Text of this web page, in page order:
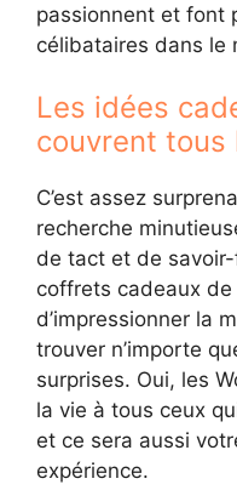
passionnent et font
célibataires dans le
Les idées
couvrent tous
C’est assez
recherche
de tact et de
coffrets cadeaux
d’impressionner la
trouver n’importe
surprises. Oui, les
la vie à tous ceux
et ce sera aussi
expérience.